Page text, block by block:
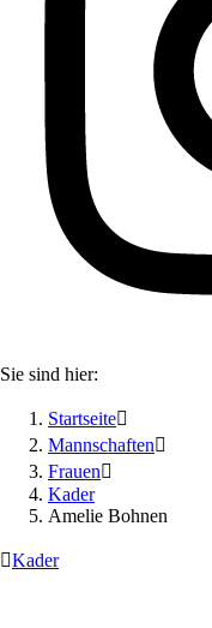
Sie sind hier:
Startseite
Mannschaften
Frauen
Kader
Amelie Bohnen
Kader